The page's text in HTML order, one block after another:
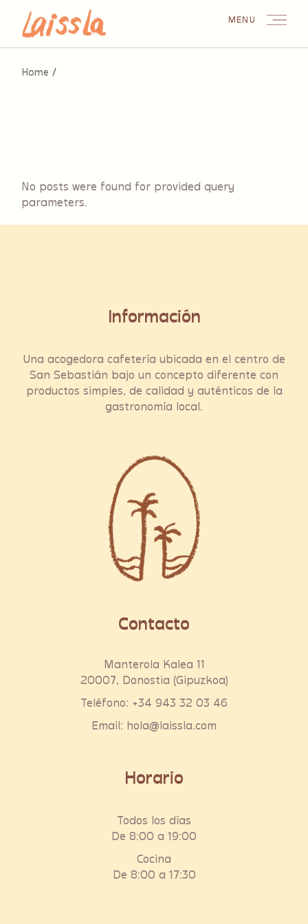
content
MENU
Home
No posts were found for provided query
parameters.
Información
Una acogedora cafetería ubicada en el centro de
San Sebastián bajo un concepto diferente con
productos simples, de calidad y auténticos de la
gastronomía local.
Contacto
Manterola Kalea 11
20007, Donostia (Gipuzkoa)
Teléfono: +34 943 32 03 46
Email: hola@laissla.com
Horario
Todos los días
De 8:00 a 19:00
Cocina
De 8:00 a 17:30